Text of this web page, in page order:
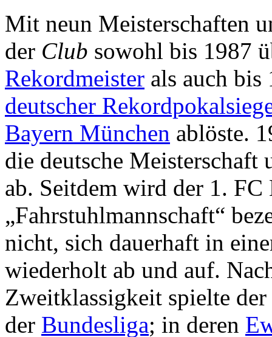
Mit neun Meisterschaften
der Club sowohl bis 1987
Rekordmeister als auch bis
deutscher
Bayern München ablöste.
die deutsche Meisterschaft
ab. Seitdem wird der 1.
„Fahrstuhlmannschaft“
nicht, sich dauerhaft in
wiederholt ab und auf.
Zweitklassigkeit spielte
der Bundesliga; in deren